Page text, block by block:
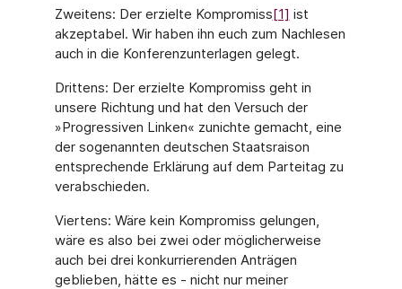
Zweitens: Der erzielte Kompromiss[1] ist
akzeptabel. Wir haben ihn euch zum Nachlesen
auch in die Konferenzunterlagen gelegt.
Drittens: Der erzielte Kompromiss geht in
unsere Richtung und hat den Versuch der
»Progressiven Linken« zunichte gemacht, eine
der sogenannten deutschen Staatsraison
entsprechende Erklärung auf dem Parteitag zu
verabschieden.
Viertens: Wäre kein Kompromiss gelungen,
wäre es also bei zwei oder möglicherweise
auch bei drei konkurrierenden Anträgen
geblieben, hätte es - nicht nur meiner